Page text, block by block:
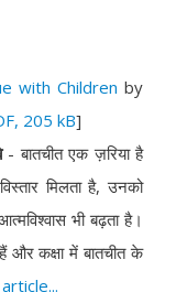
with Children by
205 kB]
- बातचीत एक ज़रिया है
मिलता है, उनको
भी बढ़ता है।
और कक्षा में बातचीत के